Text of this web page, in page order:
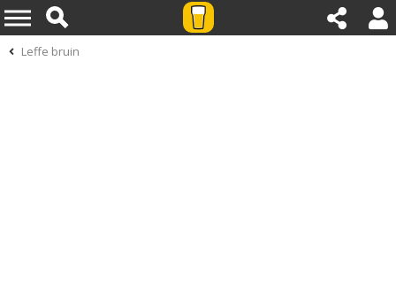
Leffe bruin